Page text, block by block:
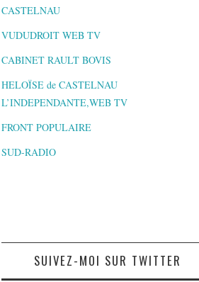
CASTELNAU
VUDUDROIT WEB TV
CABINET RAULT BOVIS
HELOÏSE de CASTELNAU
L’INDEPENDANTE,WEB TV
FRONT POPULAIRE
SUD-RADIO
SUIVEZ-MOI SUR TWITTER